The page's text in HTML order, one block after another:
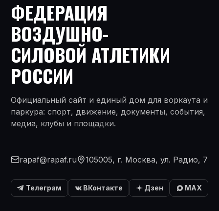
ФЕДЕРАЦИЯ
ВОЗДУШНО-
СИЛОВОЙ АТЛЕТИКИ
РОССИИ
Официальный сайт и единый дом для воркаута и
паркура: спорт, движение, документы, события,
медиа, клубы и площадки.
rapaf@rapaf.ru 105005, г. Москва, ул. Радио, 7
Телеграм ВКонтакте Дзен MAX